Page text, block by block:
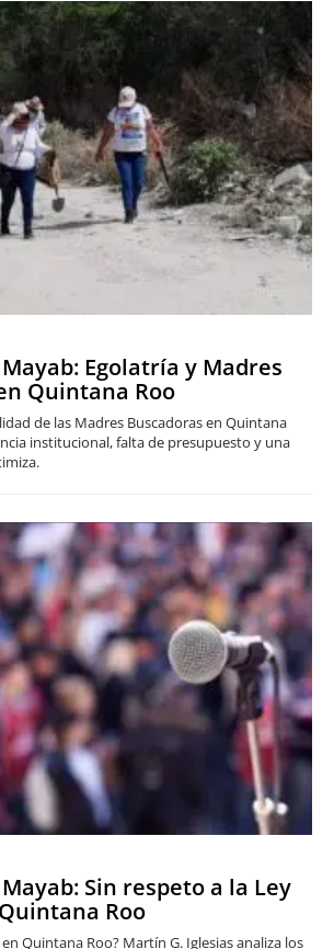
Egolatría y Madres
Quintana Roo
de las Madres Buscadoras en Quintana
institucional, falta de presupuesto y una
Sin respeto a la Ley
Roo
Quintana Roo? Martín G. Iglesias analiza los